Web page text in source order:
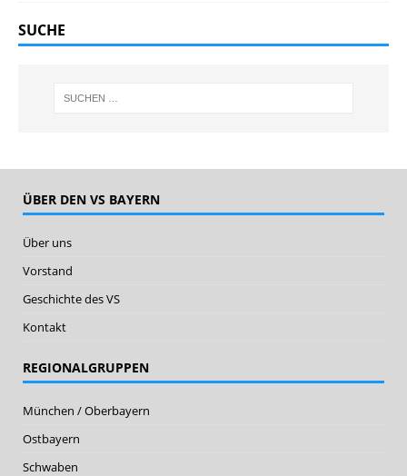
SUCHE
ÜBER DEN VS BAYERN
Über uns
Vorstand
Geschichte des VS
Kontakt
REGIONALGRUPPEN
München / Oberbayern
Ostbayern
Schwaben